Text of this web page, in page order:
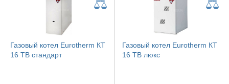
Газовый котел Eurotherm КТ
16 TB стандарт
Газовый котел Eurotherm КТ
16 TB люкс